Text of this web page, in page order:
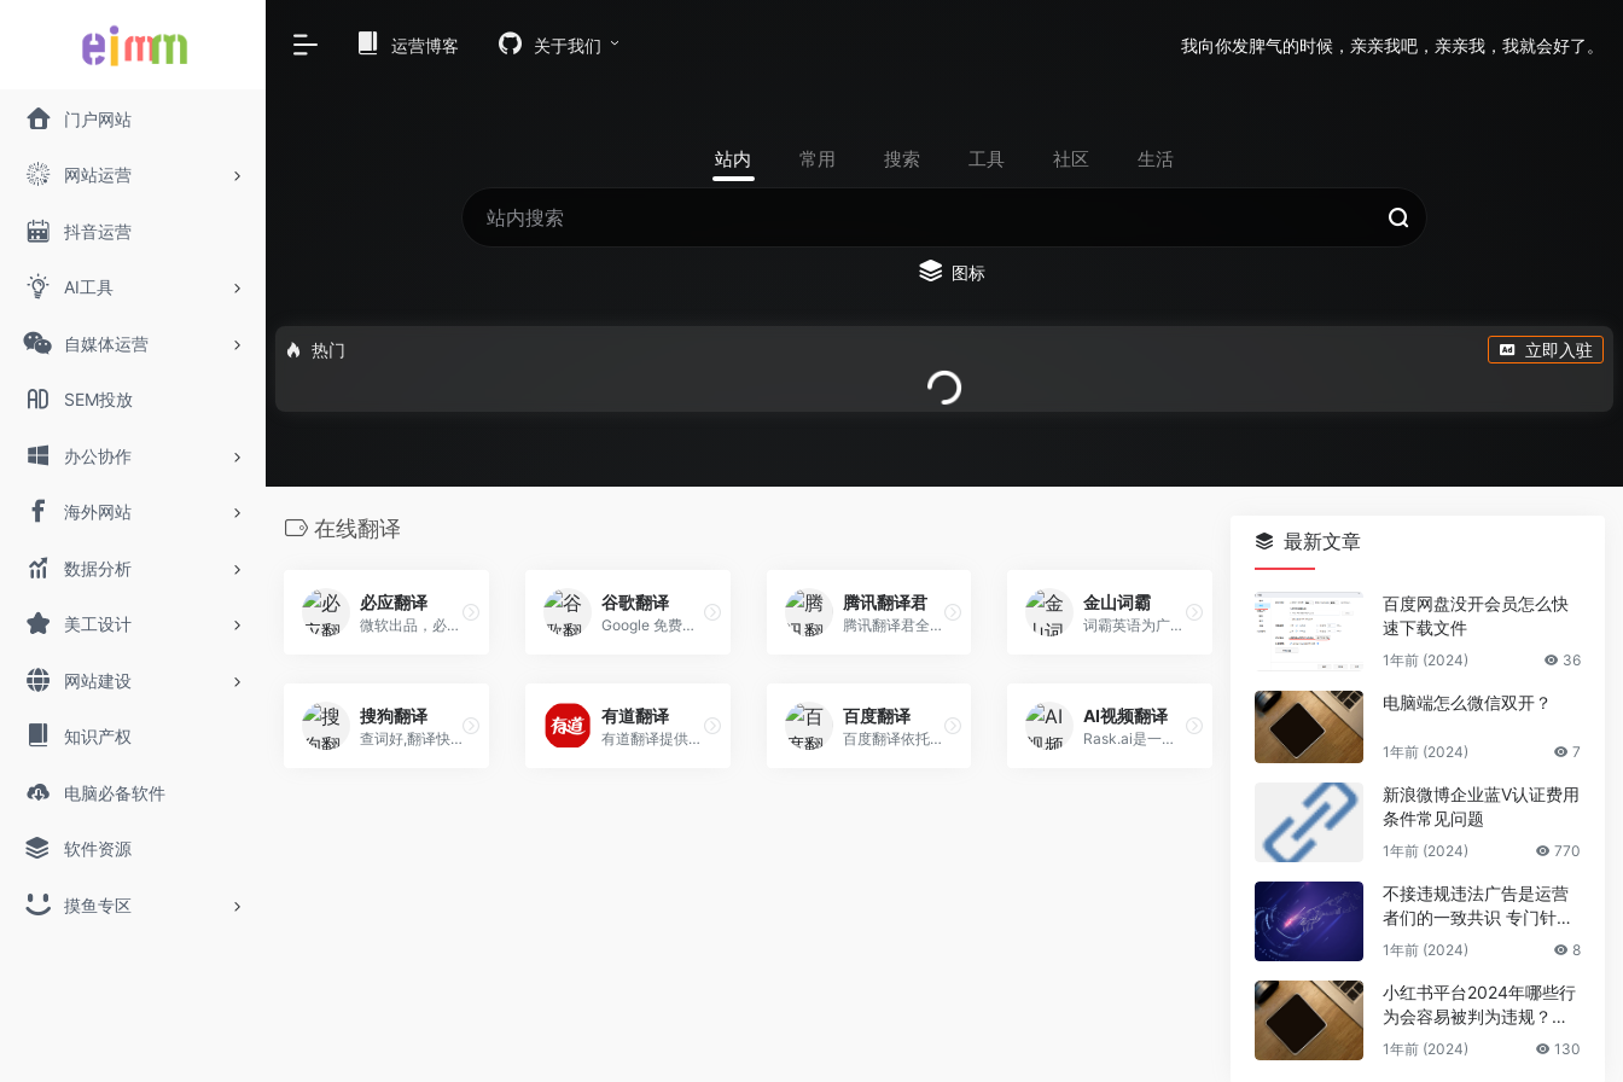
门户网站
网站运营
抖音运营
AI工具
自媒体运营
SEM投放
办公协作
海外网站
数据分析
美工设计
网站建设
知识产权
电脑必备软件
软件资源
摸鱼专区
运营博客 关于我们 我向你发脾气的时候，亲亲我吧，亲亲我，我就会好了。
站内 常用 搜索 工具 社区 生活
图标
热门 立即入驻
在线翻译
必应翻译
微软出品，必应翻译工具
谷歌翻译
Google 免费提供的这项服务可...
腾讯翻译君
腾讯翻译君全新人工智能翻译...
金山词霸
词霸英语为广大英语学习爱好...
搜狗翻译
查词好,翻译快! 翻文字 翻文...
有道翻译
有道翻译提供即时免费的中文、英语、日语、韩语、法语、德语、俄语、西班牙语、葡萄牙语、越南语、印尼语、意大利语、荷兰语、泰语全文翻译、网页翻译、文档翻译、PDF翻译、DOC翻译、PPT翻译、人...
百度翻译
百度翻译依托互联网数据资源...
AI视频翻译
Rask.ai是一款AI视频翻译工具，利用AI人工智能技术将视频内容翻译为目标语言，并以接近原视频中人声的声音，使用目标语言给
最新文章
百度网盘没开会员怎么快
速下载文件
1年前 (2024) 36
电脑端怎么微信双开？
1年前 (2024) 7
新浪微博企业蓝V认证费用
条件常见问题
1年前 (2024) 770
不接违规违法广告是运营
者们的一致共识 专门针对
公众号号主的广告骗局
1年前 (2024) 8
小红书平台2024年哪些行
为会容易被判为违规？来
避坑
1年前 (2024) 130